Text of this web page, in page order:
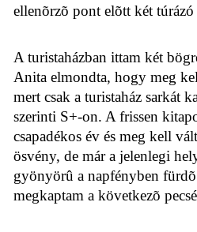
ellenõrzõ pont elõtt két
A turistaházban ittam két
Anita elmondta, hogy meg
mert csak a turistaház sarkát
szerinti S+-on. A frissen
csapadékos év és meg kell
ösvény, de már a jelenlegi
gyönyörû a napfényben fürdõ
megkaptam a következõ